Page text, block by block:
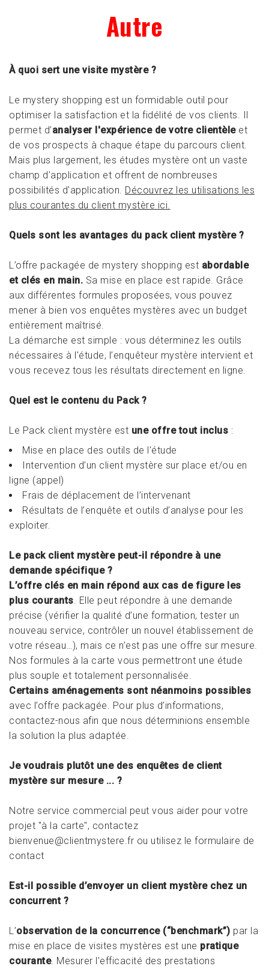
Autre
À quoi sert une visite mystère ?
Le mystery shopping est un formidable outil pour
optimiser la satisfaction et la fidélité de vos clients. Il
permet d’analyser l'expérience de votre clientèleet
de vos prospects à chaque étape du parcours client.
Mais plus largement, les études mystère ont un vaste
champ d’application et offrent de nombreuses
possibilités d'application. Découvrez les utilisations les
plus courantes du client mystère ici.
Quels sont les avantages du pack client mystère ?
L’offre packagée de mystery shopping est abordable
et clés en main. Sa mise en place est rapide. Grâce
aux différentes formules proposées, vous pouvez
mener à bien vos enquêtes mystères avec un budget
entièrement maîtrisé.
La démarche est simple : vous déterminez les outils
nécessaires à l'étude, l’enquêteur mystère intervient et
vous recevez tous les résultats directement en ligne.
Quel est le contenu du Pack ?
Le Pack client mystère est une offre tout inclus :
Mise en place des outils de l'étude
Intervention d’un client mystère sur place et/ou en
ligne (appel)
Frais de déplacement de l’intervenant
Résultats de l’enquête et outils d’analyse pour les
exploiter.
Le pack client mystère peut-il répondre à une
demande spécifique ?
L’offre clés en main répond aux cas de figure les
plus courants. Elle peut répondre à une demande
précise (vérifier la qualité d’une formation, tester un
nouveau service, contrôler un nouvel établissement de
votre réseau…), mais ce n’est pas une offre sur mesure.
Nos formules à la carte vous permettront une étude
plus souple et totalement personnalisée.
Certains aménagements sont néanmoins possibles
avec l’offre packagée. Pour plus d’informations,
contactez-nous afin que nous déterminions ensemble
la solution la plus adaptée.
Je voudrais plutôt une des enquêtes de client
mystère sur mesure ... ?
Notre service commercial peut vous aider pour votre
projet "à la carte", contactez
bienvenue@clientmystere.fr ou utilisez le formulaire de
contact
Est-il possible d’envoyer un client mystère chez un
concurrent ?
L’observation de la concurrence (“benchmark”) par la
mise en place de visites mystères est une pratique
courante. Mesurer l’efficacité des prestations